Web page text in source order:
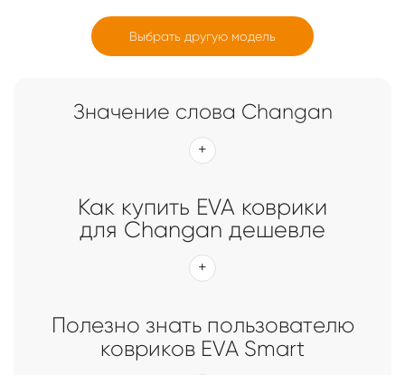
Выбрать другую модель
Значение слова Changan
Как купить EVA коврики
для Changan дешевле
Полезно знать пользователю
ковриков EVA Smart